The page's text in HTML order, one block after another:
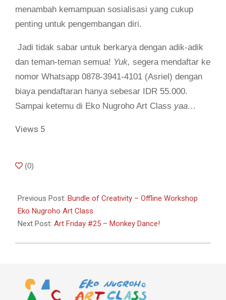
menambah kemampuan sosialisasi yang cukup
penting untuk pengembangan diri.
Jadi tidak sabar untuk berkarya dengan adik-adik
dan teman-teman semua! Yuk, segera mendaftar ke
nomor Whatsapp 0878-3941-4101 (Asriel) dengan
biaya pendaftaran hanya sebesar IDR 55.000.
Sampai ketemu di Eko Nugroho Art Class yaa…
Views 5
2020-
(0)
Previous Post: Bundle of Creativity – Offline Workshop
Eko Nugroho Art Class
Next Post: Art Friday #25 – Monkey Dance!